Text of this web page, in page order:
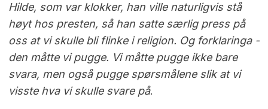
Hilde, som var klokker, han ville naturligvis stå
høyt hos presten, så han satte særlig press på
oss at vi skulle bli flinke i religion. Og forklaringa -
den måtte vi pugge. Vi måtte pugge ikke bare
svara, men også pugge spørsmålene slik at vi
visste hva vi skulle svare på.